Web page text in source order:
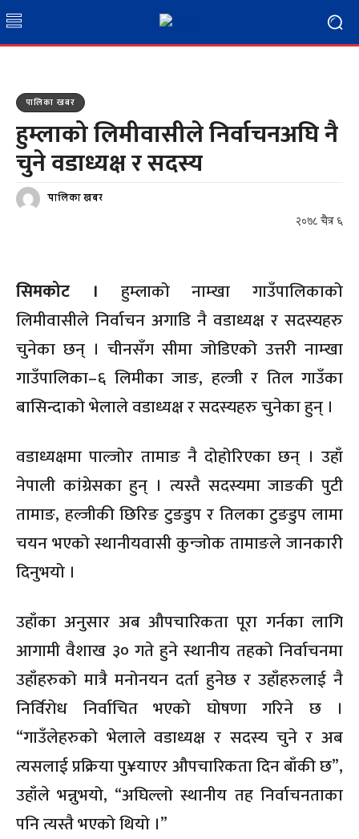
पालिका खबर
हुम्लाको लिमीवासीले निर्वाचनअघि नै
चुने वडाध्यक्ष र सदस्य
पालिका खबर
२०७८ चैत्र ६
सिमकोट । हुम्लाको नाम्खा गाउँपालिकाको
लिमीवासीले निर्वाचन अगाडि नै वडाध्यक्ष र सदस्यहरु
चुनेका छन् । चीनसँग सीमा जोडिएको उत्तरी नाम्खा
गाउँपालिका–६ लिमीका जाङ, हल्जी र तिल गाउँका
बासिन्दाको भेलाले वडाध्यक्ष र सदस्यहरु चुनेका हुन् ।
वडाध्यक्षमा पाल्जोर तामाङ नै दोहोरिएका छन् । उहाँ
नेपाली कांग्रेसका हुन् । त्यस्तै सदस्यमा जाङकी पुटी
तामाङ, हल्जीकी छिरिङ टुङडुप र तिलका टुङडुप लामा
चयन भएको स्थानीयवासी कुन्जोक तामाङले जानकारी
दिनुभयो ।
उहाँका अनुसार अब औपचारिकता पूरा गर्नका लागि
आगामी वैशाख ३० गते हुने स्थानीय तहको निर्वाचनमा
उहाँहरुको मात्रै मनोनयन दर्ता हुनेछ र उहाँहरुलाई नै
निर्विरोध निर्वाचित भएको घोषणा गरिने छ ।
“गाउँलेहरुको भेलाले वडाध्यक्ष र सदस्य चुने र अब
त्यसलाई प्रक्रिया पु¥याएर औपचारिकता दिन बाँकी छ”,
उहाँले भन्नुभयो, “अघिल्लो स्थानीय तह निर्वाचनताका
पनि त्यस्तै भएको थियो ।”